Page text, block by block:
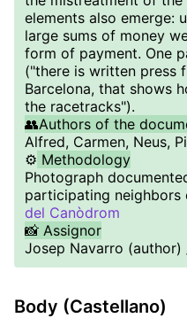
elements also emerge:
large sums of money
form of payment. One
("there is written press
Barcelona, that shows
the racetracks").
👥Authors of the
Alfred, Carmen, Neus,
⚙️ Methodology
Photograph
participating neighbors
del Canòdrom
📸 Assignor
Josep Navarro
Body (Castellano)